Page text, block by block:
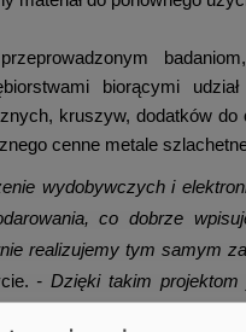
biorącymi
kruszyw, dodatków
cenne metale
wydobywczych i
co dobrze
realizujemy tym samym
- Dzięki takim projektom
zastosowań dla